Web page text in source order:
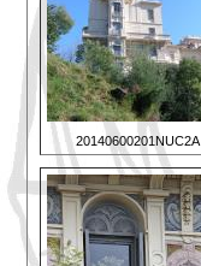
20140600201NUC2A